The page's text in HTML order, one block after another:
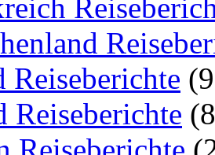
Reiseberichte
Reiseberichte